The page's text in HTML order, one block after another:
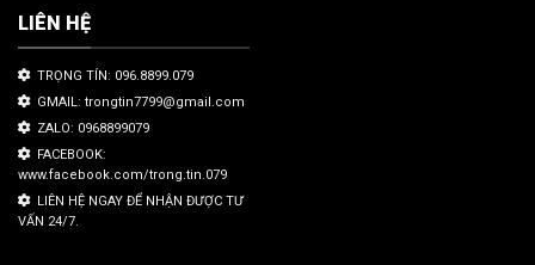
LIÊN HỆ
TRỌNG TÍN: 096.8899.079
GMAIL: trongtin7799@gmail.com
ZALO: 0968899079
FACEBOOK:
www.facebook.com/trong.tin.079
LIÊN HỆ NGAY ĐỂ NHẬN ĐƯỢC TƯ
VẤN 24/7.